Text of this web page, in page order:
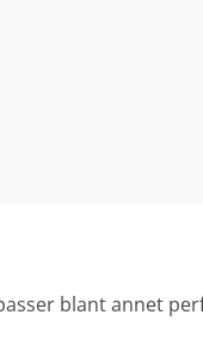
blant annet